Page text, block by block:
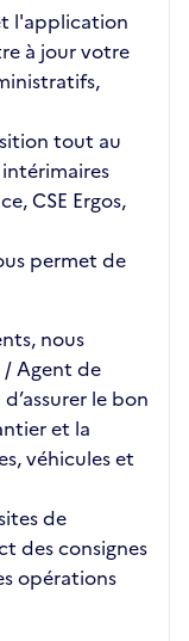
l'application
à jour votre
tout au
CSE Ergos,
permet de
nous
Agent de
le bon
et la
véhicules et
de
des consignes
opérations